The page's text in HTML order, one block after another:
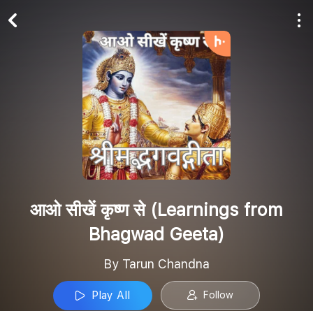
आओ सीखें कृष्ण से (Learnings from
Bhagwad Geeta)
By Tarun Chandna
Play All Follow